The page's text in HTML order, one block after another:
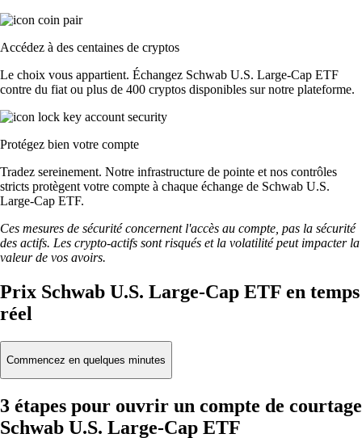
Accédez à des centaines de cryptos
Le choix vous appartient. Échangez Schwab U.S. Large-Cap ETF
contre du fiat ou plus de 400 cryptos disponibles sur notre plateforme.
Protégez bien votre compte
Tradez sereinement. Notre infrastructure de pointe et nos contrôles
stricts protègent votre compte à chaque échange de Schwab U.S.
Large-Cap ETF.
Ces mesures de sécurité concernent l'accès au compte, pas la sécurité
des actifs. Les crypto-actifs sont risqués et la volatilité peut impacter la
valeur de vos avoirs.
Prix Schwab U.S. Large-Cap ETF en temps
réel
Commencez en quelques minutes
3 étapes pour ouvrir un compte de courtage
Schwab U.S. Large-Cap ETF